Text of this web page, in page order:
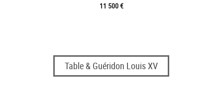
11 500 €
Table & Guéridon Louis XV